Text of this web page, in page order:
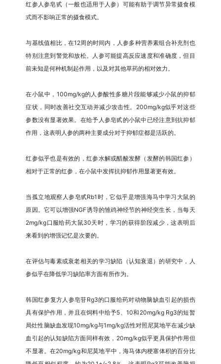
红参人参皂甙（一般也适用于人参）可能有助于调节异常摄食模
式而不影响正常的摄食模式。
与基线值相比，在12周的时间内，人参多种营养素组合补充剂也
特别注意到警觉和放松。人参可能提高反应速度和准确度，但目
前未知是何种机制起作用，以及对其他草药的相对效力。
在小鼠中，100mg/kg的人参酸性多糖片段能够减少小鼠的抑郁
症状，同时改善社交互动并减少攻击性。200mg/kg似乎对这些
参数没有显著效果。在给予人参皂甙的小鼠中已经注意到抗抑郁
作用，这表明人参的两种主要成分对于抑郁症都是活跃的。
红参似乎也是有效的，红参水解或醋酸发酵（发酵的韩国红参）
相对于正常的红参，在小鼠中发挥抗抑郁作用显著更有效。
当孤立地观察人参皂甙Rb1时，它似乎是增强海马中学习大鼠的
原因。它可以增强NGF诱导的雏鸡神经节的神经突生长，当每天
2mg/kg口服给药大鼠30天时，学习的获得阶段减少，这表明后
来看到的增强记忆是次要的。
在评估与毒素或衰老相关的学习缺陷（认知衰退）的研究中，人
参似乎在降低学习缺陷率方面有所作为。
韩国红参复方人参皂苷Rg3的口服给药对动物脑缺血引起的损伤
具有保护作用，并且在饲料中给予5、10和20mg/kg Rg3的短暂
局灶性脑缺血发现10mg/kg与1mg/kg活性对照尼莫地平在减少缺
血引起的认知缺陷方面同样有效，20mg/kg似乎更具保护作用但
不显著。在20mg/kg和尼莫地平中，海马体内梗塞体积的百分比